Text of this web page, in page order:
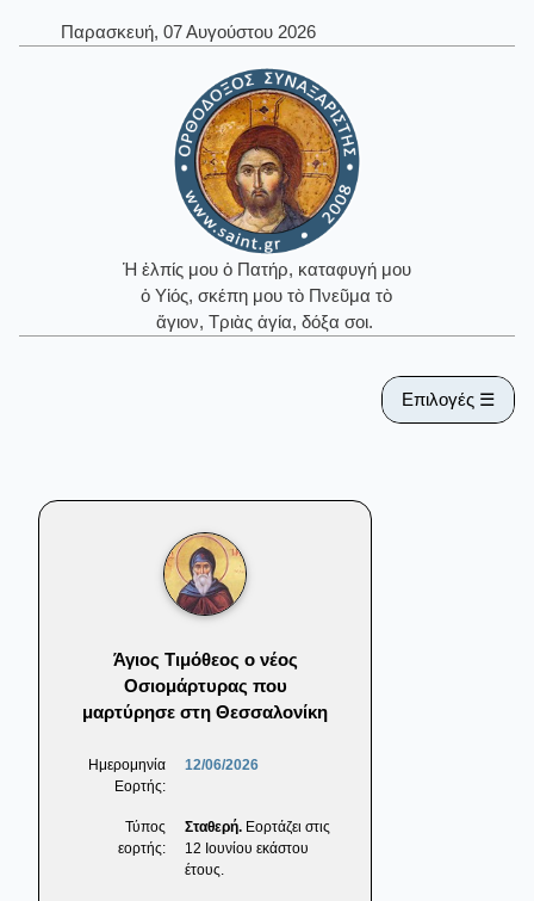
Παρασκευή, 07 Αυγούστου 2026
Ἡ ἐλπίς μου ὁ Πατήρ, καταφυγή μου
ὁ Υἱός, σκέπη μου τὸ Πνεῦμα τὸ
ἅγιον, Τριὰς ἁγία, δόξα σοι.
Επιλογές ☰
Άγιος Τιμόθεος ο νέος
Οσιομάρτυρας που
μαρτύρησε στη Θεσσαλονίκη
Ημερομηνία
Εορτής:
12/06/2026
Τύπος
εορτής:
Σταθερή. Εορτάζει στις
12 Ιουνίου εκάστου
έτους.